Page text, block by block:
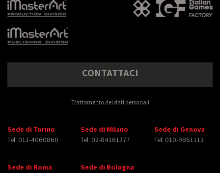
CONTATTACI
Trattamento dei dati personali
Sede di Torino
Tel: 011-4060860
Sede di Milano
Tel: 02-84161377
Sede di Genova
Tel: 010-9861113
Sede di Roma
Sede di Bologna